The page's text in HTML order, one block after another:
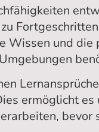
Wissen und die
ermöglicht